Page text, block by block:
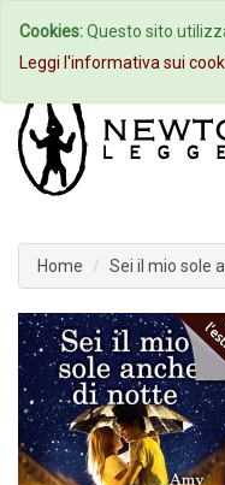
Home
Home Sei il mio sole
Cookies:Questo sito
Leggi l'informativa sui